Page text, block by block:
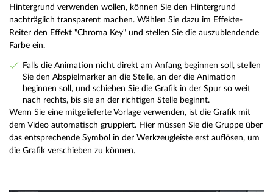
Hintergrund verwenden wollen, können Sie den Hintergrund
nachträglich transparent machen. Wählen Sie dazu im Effekte-
Reiter den Effekt "Chroma Key" und stellen Sie die auszublendende
Farbe ein.
Falls die Animation nicht direkt am Anfang beginnen soll, stellen
Sie den Abspielmarker an die Stelle, an der die Animation
beginnen soll, und schieben Sie die Grafik in der Spur so weit
nach rechts, bis sie an der richtigen Stelle beginnt.
Wenn Sie eine mitgelieferte Vorlage verwenden, ist die Grafik mit
dem Video automatisch gruppiert. Hier müssen Sie die Gruppe über
das entsprechende Symbol in der Werkzeugleiste erst auflösen, um
die Grafik verschieben zu können.